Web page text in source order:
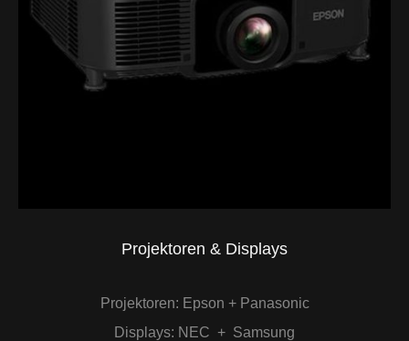
Projektoren & Displays
Projektoren: Epson + Panasonic
Displays: NEC + Samsung